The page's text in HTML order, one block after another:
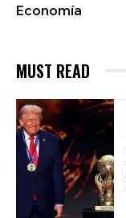
Economía
MUST READ